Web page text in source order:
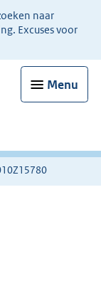
naar
Excuses voor
Menu